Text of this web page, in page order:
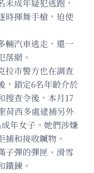
成年疑犯逃跑，
時揮舞手槍，迫使
輛汽車逃走，還一
落網。
拉市警方也在調查
，鎖定6名年齡介於
搜查令後，本月17
荷西多處逮捕另外
年女子。她們涉嫌
和接收贓物。
子彈的彈匣、滑雪
鐵鍊。